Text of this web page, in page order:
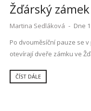
Žďárský
Martina Sedláková - Dne
Po dvouměsíční pauze se
otevírají dveře zámku ve
ČÍST DÁLE